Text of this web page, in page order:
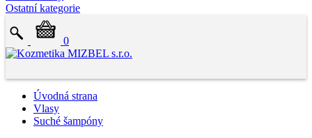
Ostatní kategorie
0
Úvodná strana
Vlasy
Suché šampóny